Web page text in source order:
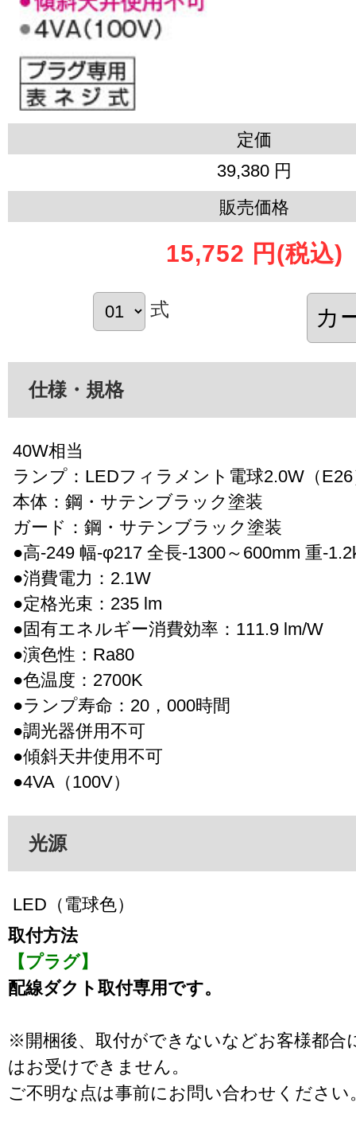
定価
39,380 円
販売価格
15,752 円 (税込)
式
仕様・規格
40W相当
ランプ：LEDフィラメント電球2.0W（
本体：鋼・サテンブラック塗装
ガード：鋼・サテンブラック塗装
●高-249 幅-φ217 全長-1300～600mm 重-
●消費電力：2.1W
●定格光束：235 lm
●固有エネルギー消費効率：111.9 lm/W
●演色性：Ra80
●色温度：2700K
●ランプ寿命：20，000時間
●調光器併用不可
●傾斜天井使用不可
●4VA（100V）
光源
LED（電球色）
取付方法
【プラグ】
配線ダクト取付専用です。
※開梱後、取付ができないなどお客様都合
はお受けできません。
ご不明な点は事前にお問い合わせください